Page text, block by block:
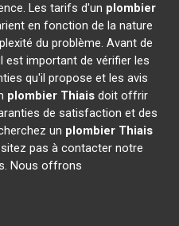
Les tarifs d'un plombier
en fonction de la nature
du problème. Avant de
est important de vérifier les
qu'il propose et les avis
plombier Thiais doit offrir
de satisfaction et des
un plombier Thiais
pas à contacter notre
Nous offrons